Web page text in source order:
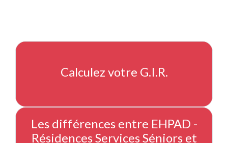
Calculez votre G.I.R.
Les différences entre EHPAD -
Résidences Services Séniors et